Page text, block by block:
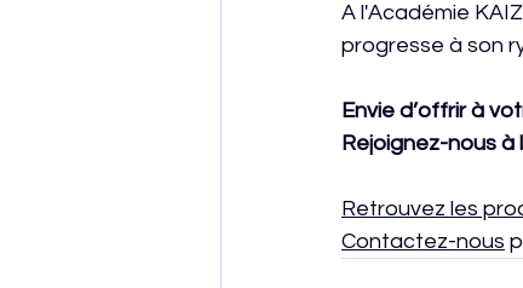
A l'Académie
progresse à son
Envie d’offrir à
Rejoignez-nous à
Retrouvez les
Contactez-nous